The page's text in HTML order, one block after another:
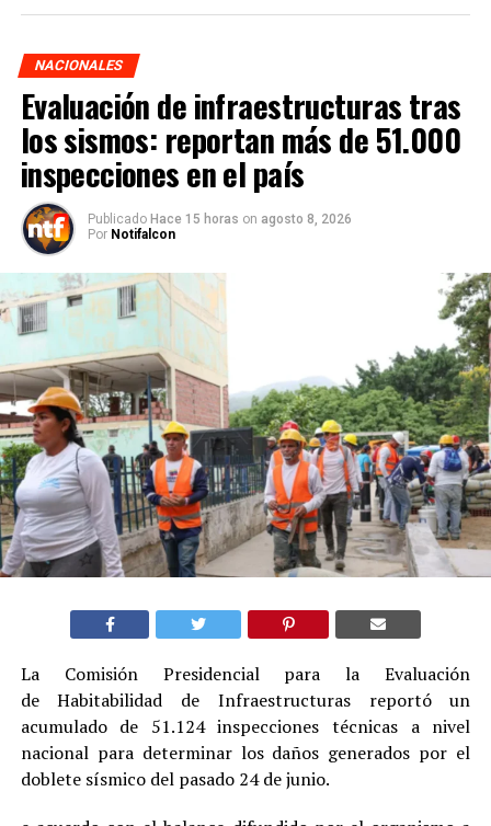
NACIONALES
Evaluación de infraestructuras tras
los sismos: reportan más de 51.000
inspecciones en el país
Publicado Hace 15 horas on agosto 8, 2026
Por Notifalcon
La Comisión Presidencial para la Evaluación
de Habitabilidad de Infraestructuras reportó un
acumulado de 51.124 inspecciones técnicas a nivel
nacional para determinar los daños generados por el
doblete sísmico del pasado 24 de junio.